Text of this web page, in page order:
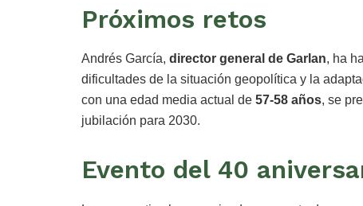
Próximos retos
Andrés García, director general de Garlan, ha
dificultades de la situación geopolítica y la
con una edad media actual de 57-58 años, se
jubilación para 2030.
Evento del 40